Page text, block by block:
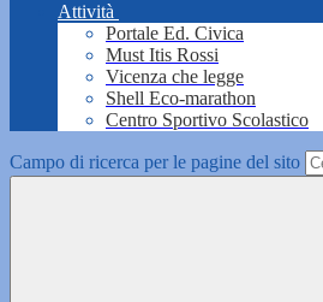
Attività
Portale Ed. Civica
Must Itis Rossi
Vicenza che legge
Shell Eco-marathon
Centro Sportivo Scolastico
Campo di ricerca per le pagine del sito